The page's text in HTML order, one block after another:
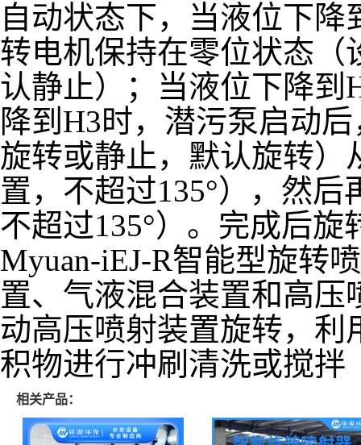
自动状态下，当液位下
转电机保持在零位状态（
认静止）；当液位下降到
降到H3时，潜污泵启动
旋转或静止，默认旋转）
置，不超过135°），然
不超过135°）。完成后
Myuan-iEJ-R智能型旋转
置、气液混合装置和高
动高压喷射装置旋转，
积物进行冲刷清洗或搅拌
相关产品：